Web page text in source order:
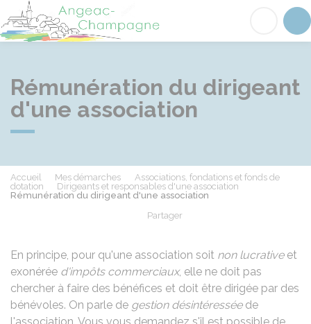
Angeac-Champagne
Rémunération du dirigeant
d'une association
Accueil Mes démarches
Associations, fondations et fonds de
dotation
Dirigeants et responsables d'une association
Rémunération du dirigeant d'une association
Partager
En principe, pour qu'une association soit non lucrativeet
exonérée d'impôts commerciaux, elle ne doit pas
chercher à faire des bénéfices et doit être dirigée par des
bénévoles. On parle de gestion désintéresséede